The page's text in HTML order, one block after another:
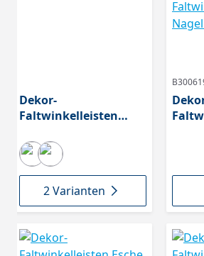
Dekor-
Faltwinkelleisten
2 Varianten